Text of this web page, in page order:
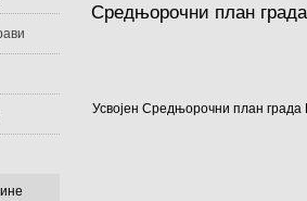
Средњорочни план
Усвојен Средњорочни план